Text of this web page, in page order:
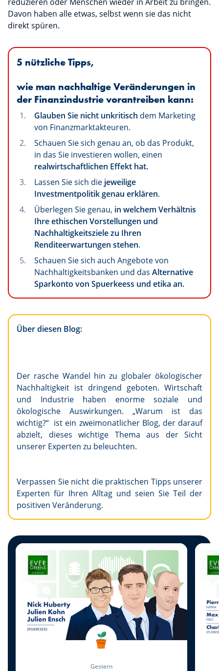
Davon haben alle etwas, selbst wenn sie das nicht
direkt spüren.
5 nützliche Tipps,
wie man nachhaltige Veränderungen in
der Finanzindustrie vorantreiben kann:
Glauben Sie nicht unkritisch dem Marketing
von Finanzmarktakteuren.
Schauen Sie sich genau an, ob das Produkt,
in das Sie investieren wollen, einen
realwirtschaftlichen Effekt hat.
Lassen Sie sich die jeweilige
Investmentpolitik genau erklären.
Überlegen Sie genau, in welchem Verhältnis
Ihre ethischen Vorstellungen und
Nachhaltigkeitsziele zu Ihren
Renditeerwartungen stehen.
Schauen Sie sich auch Angebote von
Nachhaltigkeitsbanken und das Alternative
Sparkonto von Spuerkeess und etika an.
Über diesen Blog:
Der rasche Wandel hin zu globaler ökologischer
Nachhaltigkeit ist dringend geboten. Wirtschaft
und Industrie haben enorme soziale und
ökologische Auswirkungen. „Warum ist das
wichtig?“ ist ein zweimonatlicher Blog, der darauf
abzielt, dieses wichtige Thema aus der Sicht
unserer Experten zu beleuchten.
Verpassen Sie nicht die praktischen Tipps unserer
Experten für Ihren Alltag und seien Sie Teil der
positiven Veränderung.
Gestern